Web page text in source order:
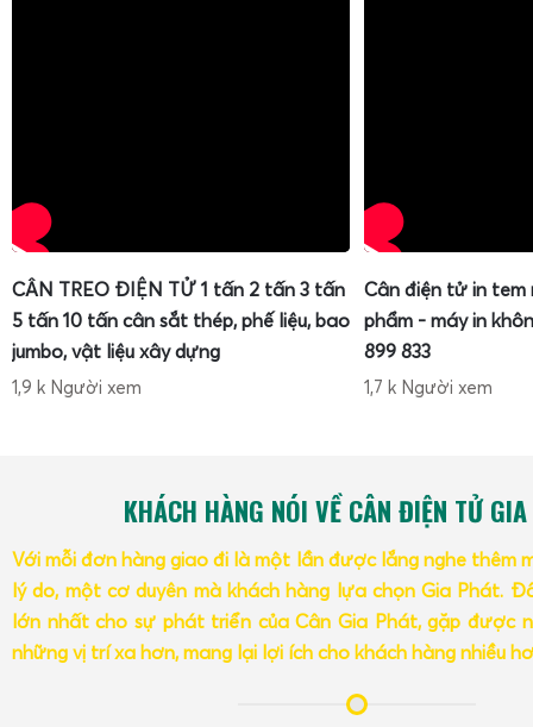
CÂN TREO ĐIỆN TỬ 1 tấn 2 tấn 3 tấn
5 tấn 10 tấn cân sắt thép, phế liệu, bao
jumbo, vật liệu xây dựng
1,9 k Người xem
Cân điện tử in tem
phẩm - máy in
899 833
1,7 k Người xem
KHÁCH HÀNG NÓI VỀ CÂN ĐIỆN TỬ
Với mỗi đơn hàng giao đi là một lần được lắng nghe thêm
lý do, một cơ duyên mà khách hàng lựa chọn Gia Phát.
lớn nhất cho sự phát triển của Cân Gia Phát, gặp được
những vị trí xa hơn, mang lại lợi ích cho khách hàng nhiều